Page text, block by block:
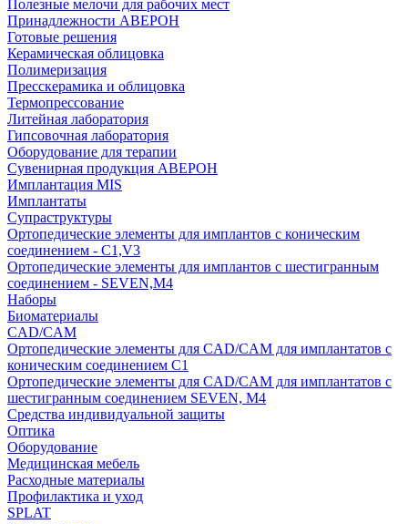
Полезные мелочи для рабочих мест
Принадлежности АВЕРОН
Готовые решения
Керамическая облицовка
Полимеризация
Пресскерамика и облицовка
Термопрессование
Литейная лаборатория
Гипсовочная лаборатория
Оборудование для терапии
Сувенирная продукция АВЕРОН
Имплантация MIS
Имплантаты
Супраструктуры
Ортопедические элементы для имплантов с коническим
соединением - C1,V3
Ортопедические элементы для имплантов с шестигранным
соединением - SEVEN,M4
Наборы
Биоматериалы
CAD/CAM
Ортопедические элементы для CAD/CAM для имплантатов с
коническим соединением С1
Ортопедические элементы для CAD/CAM для имплантатов с
шестигранным соединением SEVEN, М4
Средства индивидуальной защиты
Оптика
Оборудование
Медицинская мебель
Расходные материалы
Профилактика и уход
SPLAT